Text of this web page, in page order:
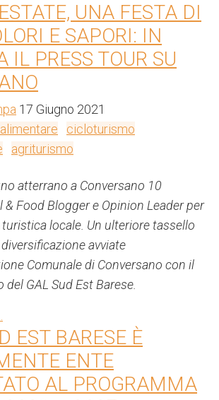
UNA FESTA DI
E SAPORI: IN
IL PRESS TOUR SU
17 Giugno 2021
cicloturismo
agriturismo
atterrano a Conversano 10
& Food Blogger e Opinion Leader per
locale. Un ulteriore tassello
avviate
Comunale di Conversano con il
GAL Sud Est Barese.
EST BARESE È
ENTE
AL PROGRAMMA